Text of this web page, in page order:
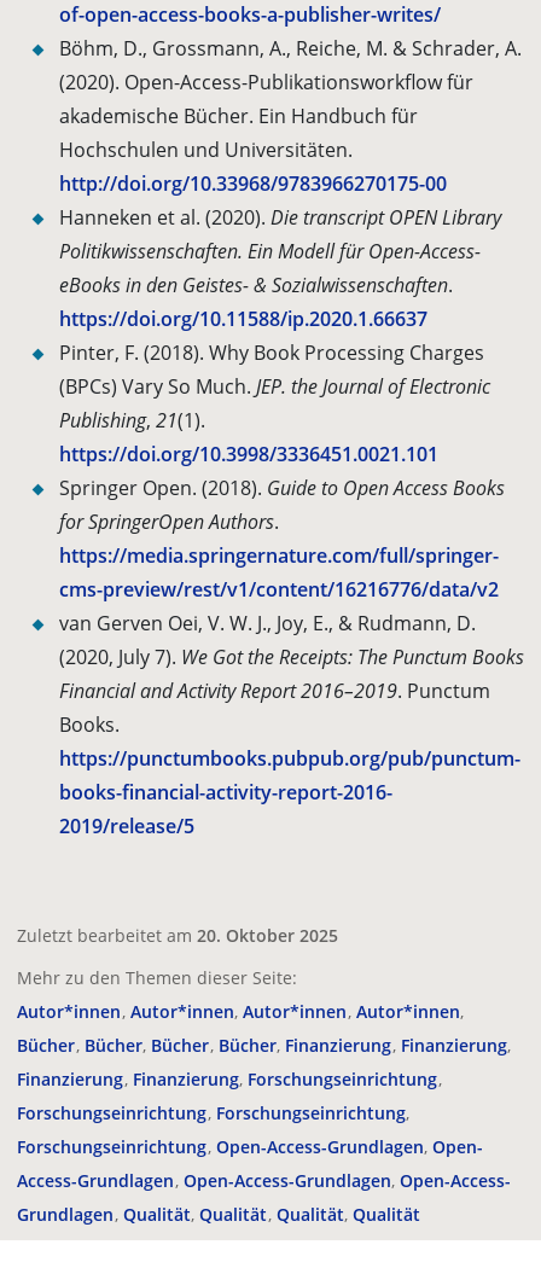
of-open-access-books-a-publisher-writes/
Böhm, D., Grossmann, A., Reiche, M. & Schrader, A.
(2020). Open-Access-Publikationsworkflow für
akademische Bücher. Ein Handbuch für
Hochschulen und Universitäten.
http://doi.org/10.33968/9783966270175-00
Hanneken et al. (2020). Die transcript OPEN Library
Politikwissenschaften. Ein Modell für Open-Access-
eBooks in den Geistes- & Sozialwissenschaften.
https://doi.org/10.11588/ip.2020.1.66637
Pinter, F. (2018). Why Book Processing Charges
(BPCs) Vary So Much. JEP. the Journal of Electronic
Publishing, 21(1).
https://doi.org/10.3998/3336451.0021.101
Springer Open. (2018). Guide to Open Access Books
for SpringerOpen Authors.
https://media.springernature.com/full/springer-
cms-preview/rest/v1/content/16216776/data/v2
van Gerven Oei, V. W. J., Joy, E., & Rudmann, D.
(2020, July 7). We Got the Receipts: The Punctum Books
Financial and Activity Report 2016–2019. Punctum
Books.
https://punctumbooks.pubpub.org/pub/punctum-
books-financial-activity-report-2016-
2019/release/5
Zuletzt bearbeitet am 20. Oktober 2025
Mehr zu den Themen dieser Seite:
Autor*innen Autor*innen Autor*innen Autor*innen
Bücher Bücher Bücher Bücher Finanzierung Finanzierung
Finanzierung Finanzierung Forschungseinrichtung
Forschungseinrichtung Forschungseinrichtung
Forschungseinrichtung Open-Access-Grundlagen Open-
Access-Grundlagen Open-Access-Grundlagen Open-Access-
Grundlagen Qualität Qualität Qualität Qualität